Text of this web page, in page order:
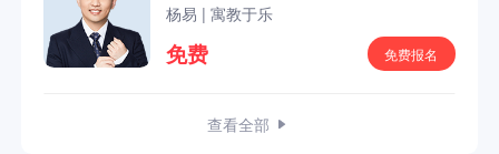
杨易 | 寓教于乐
免费 免费报名
查看全部